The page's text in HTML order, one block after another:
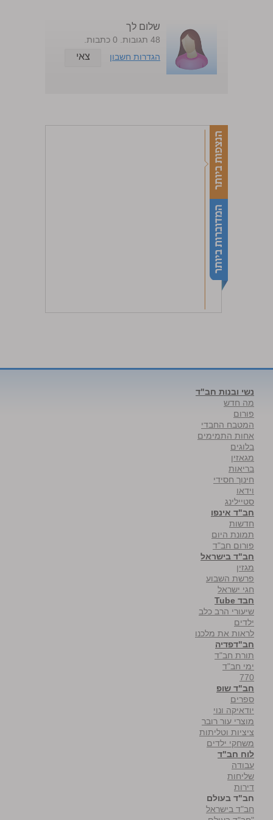
שלום לך
48 תגובות. 0 כתבות.
הגדרות חשבון
צאי
נשי ובנות חב"ד
מה חדש
פורום
המטבח החבדי
אחות התמימים
בלוגים
מגאזין
בריאות
חינוך חסידי
וידאו
סטיילינג
חב"ד אינפו
חדשות
תמונת היום
פורום חב"ד
חב"ד בישראל
מגזין
פרשת השבוע
חגי ישראל
חבד Tube
שיעורי הרב כלב
ילדים
לראות את מלכנו
חב"דפדיה
תורת חב"ד
ימי חב"ד
770
חב"ד שופ
ספרים
יודאיקה ונוי
מוצרי עור רובר
ציציות וטליתות
משחקי ילדים
לוח חב"ד
עבודה
שליחות
דירות
חב"ד בעולם
חב"ד בישראל